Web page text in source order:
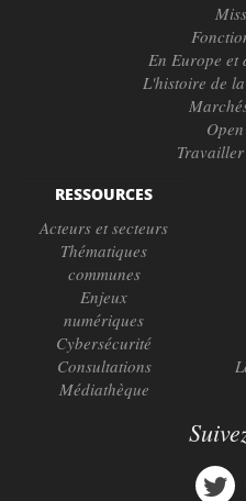
En Europe et
L'histoire de
RESSOURCES
Acteurs et secteurs
Thématiques
communes
Enjeux
numériques
Cybersécurité
Consultations
Médiathèque